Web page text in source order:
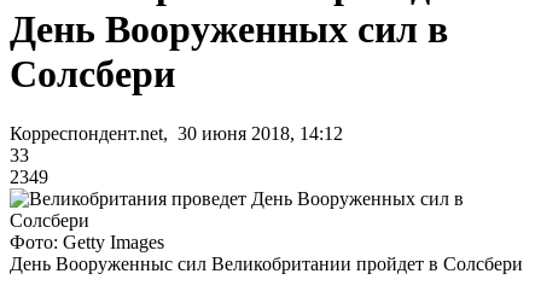
День Вооруженных сил в
Солсбери
Корреспондент.net, 30 июня 2018, 14:12
33
2349
Фото: Getty Images
День Вооруженныс сил Великобритании пройдет в Солсбери